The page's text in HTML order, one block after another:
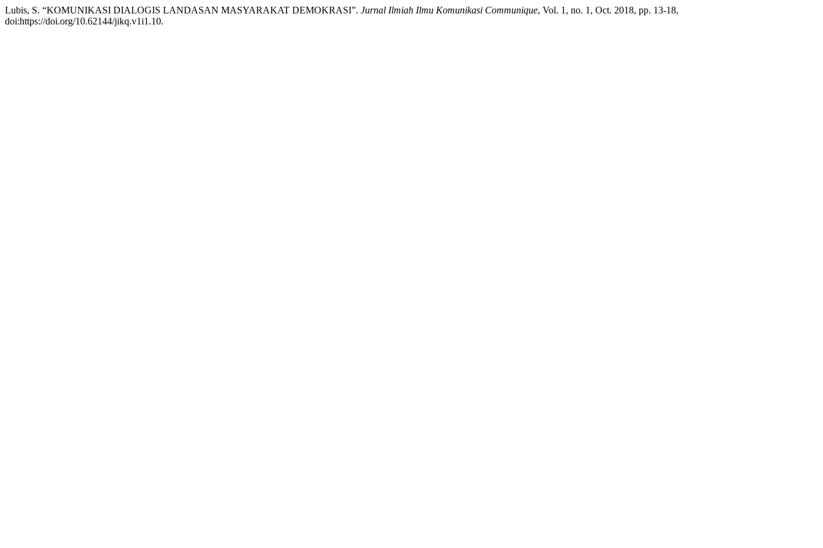
Lubis, S. “KOMUNIKASI DIALOGIS LANDASAN MASYARAKAT DEMOKRASI”. Jurnal Ilmiah Ilmu Komunikasi Communique, Vol. 1, no. 1, Oct. 2018, pp. 13-18,
doi:https://doi.org/10.62144/jikq.v1i1.10.